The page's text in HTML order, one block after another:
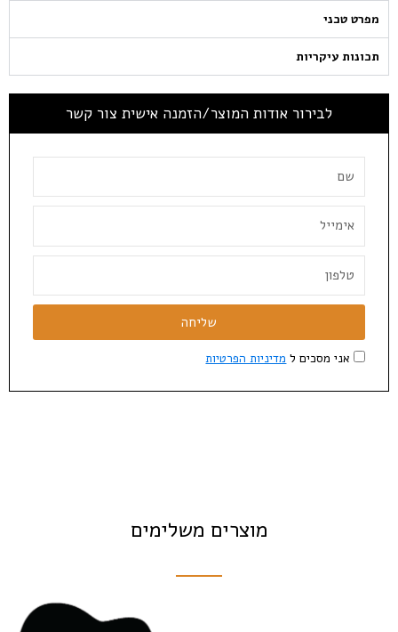
מפרט טכני
תכונות עיקריות
לבירור אודות המוצר/הזמנה אישית צור קשר
אני מסכים ל מדיניות הפרטיות
שליחה
מוצרים משלימים